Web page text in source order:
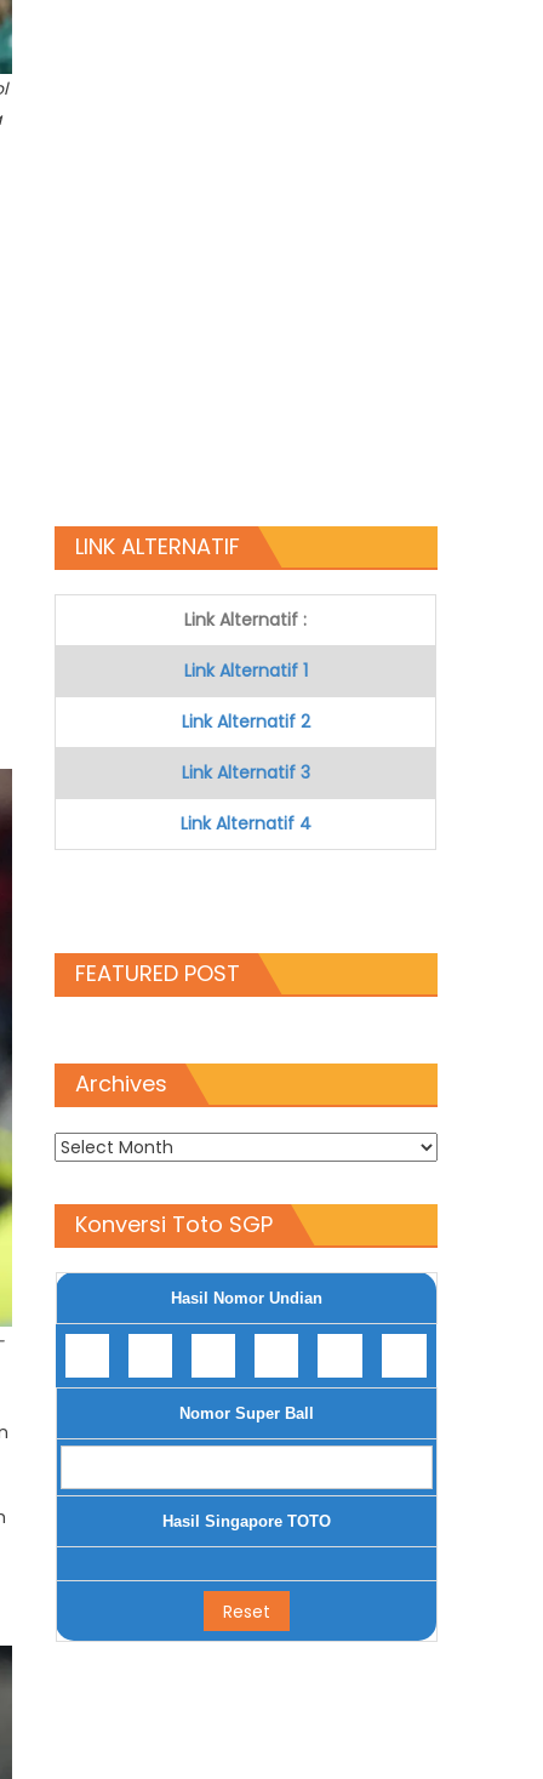
LINK ALTERNATIF
Link Alternatif :
Link Alternatif 1
Link Alternatif 2
Link Alternatif 3
Link Alternatif 4
FEATURED POST
Archives
Archives
Konversi Toto SGP
Hasil Nomor Undian
Nomor Super Ball
Hasil Singapore TOTO